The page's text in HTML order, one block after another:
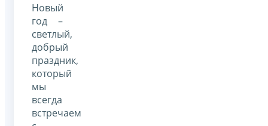
Новый
год –
светлый,
добрый
праздник,
который
мы
всегда
встречаем